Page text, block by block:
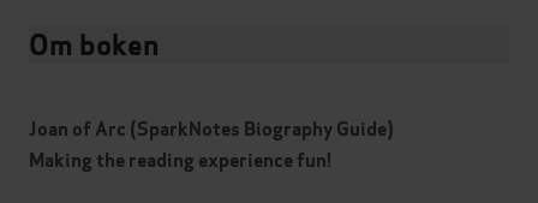
Om boken
Joan of Arc (SparkNotes Biography Guide)
Making the reading experience fun!